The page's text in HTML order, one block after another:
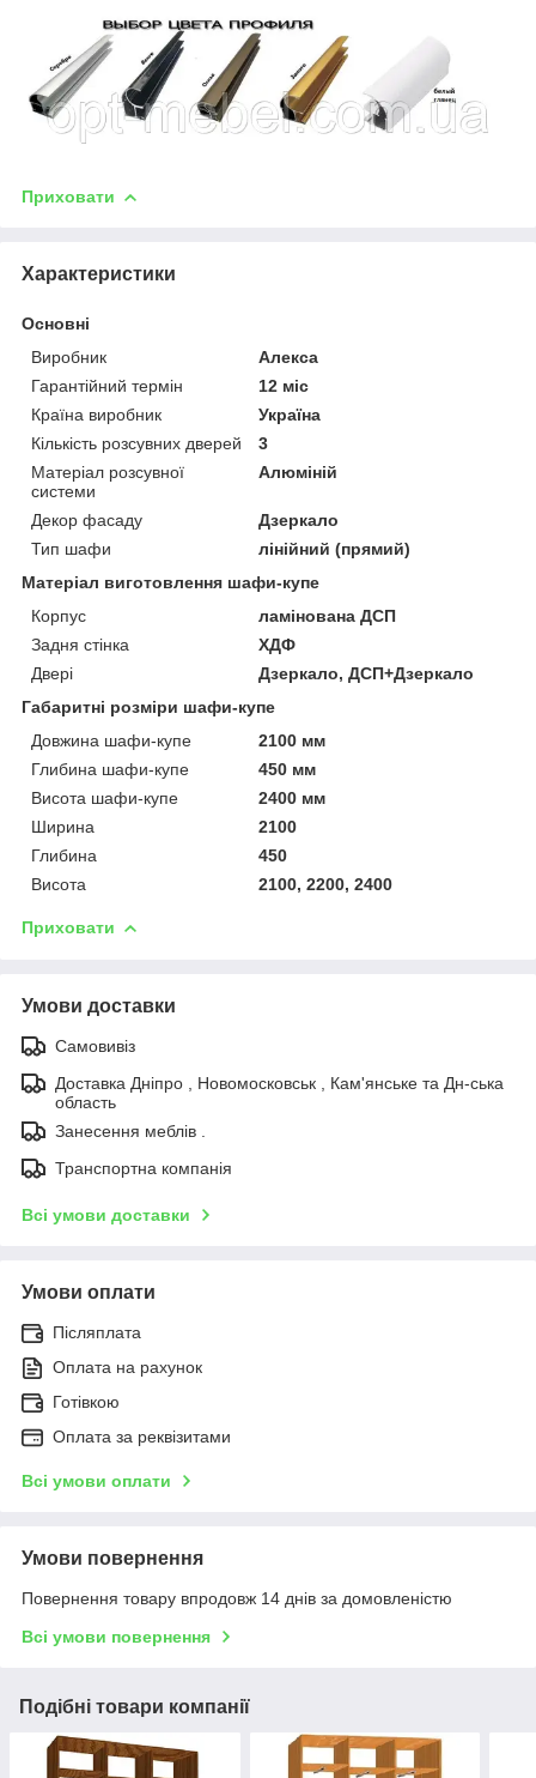
Приховати
Характеристики
Основні
Виробник
Алекса
Гарантійний термін
12 міс
Країна виробник
Україна
Кількість розсувних дверей
3
Матеріал розсувної
системи
Алюміній
Декор фасаду
Дзеркало
Тип шафи
лінійний (прямий)
Матеріал виготовлення шафи-купе
Корпус
ламінована ДСП
Задня стінка
ХДФ
Двері
Дзеркало, ДСП+Дзеркало
Габаритні розміри шафи-купе
Довжина шафи-купе
2100 мм
Глибина шафи-купе
450 мм
Висота шафи-купе
2400 мм
Ширина
2100
Глибина
450
Висота
2100, 2200, 2400
Приховати
Умови доставки
Самовивіз
Доставка Дніпро , Новомосковськ , Кам'янське та Дн-ська
область
Занесення меблів .
Транспортна компанія
Всі умови доставки
Умови оплати
Післяплата
Оплата на рахунок
Готівкою
Оплата за реквізитами
Всі умови оплати
Умови повернення
Повернення товару впродовж 14 днів за домовленістю
Всі умови повернення
Подібні товари компанії